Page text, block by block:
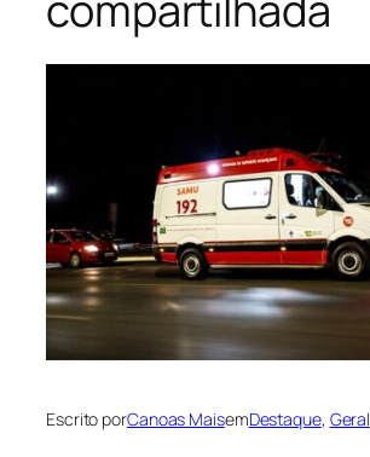
Escrito porCanoas MaisemDestaque, Geral